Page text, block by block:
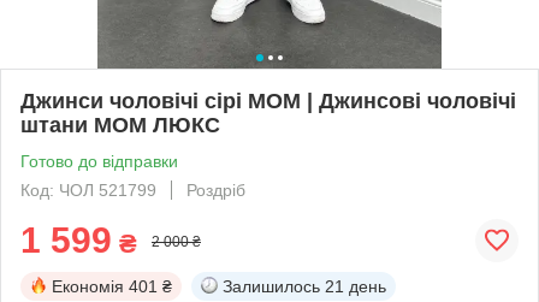
Джинси чоловічі сірі MOM | Джинсові чоловічі
штани МОМ ЛЮКС
Готово до відправки
Код: ЧОЛ 521799
Роздріб
1 599 ₴ 2 000 ₴
Економія 401 ₴ Залишилось 21 день